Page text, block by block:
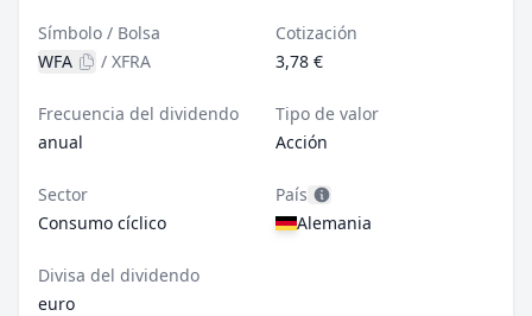
Símbolo / Bolsa
WFA
/ XFRA
Cotización
3,78 €
Frecuencia del dividendo
anual
Tipo de valor
Acción
Sector
Consumo cíclico
País
Alemania
Divisa del dividendo
euro